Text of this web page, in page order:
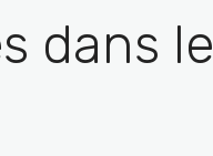
dans le